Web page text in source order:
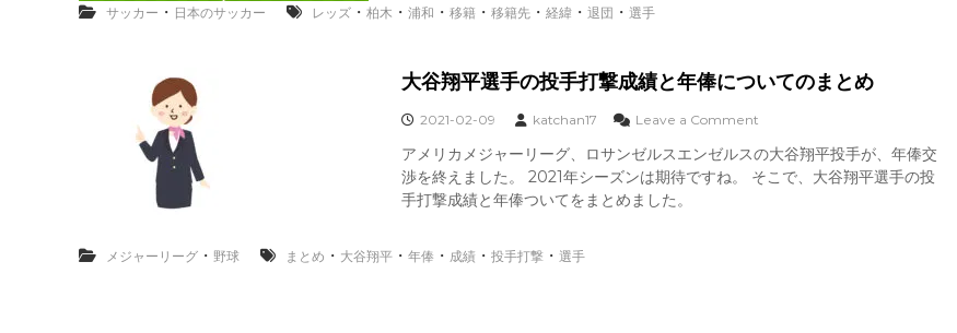
？
へ
そ
経
緯
サッカー ・ 日本のサッカー レッズ ・ 柏木 ・ 浦和 ・ 移籍 ・ 移籍先 ・ 経緯 ・ 退団 ・ 選手
大谷翔平選手の投手打撃成績と年俸についてのまとめ
2021-02-09 katchan17 Leave a Commento
大
谷
アメリカメジャーリーグ、ロサンゼルスエンゼルスの大谷翔平投手が、年俸交
渉を終えました。 2021年シーズンは期待ですね。 そこで、大谷翔平選手の投
手打撃成績と年俸ついてをまとめました。
メジャーリーグ ・ 野球 まとめ ・ 大谷翔平 ・ 年俸 ・ 成績 ・ 投手打撃 ・ 選手